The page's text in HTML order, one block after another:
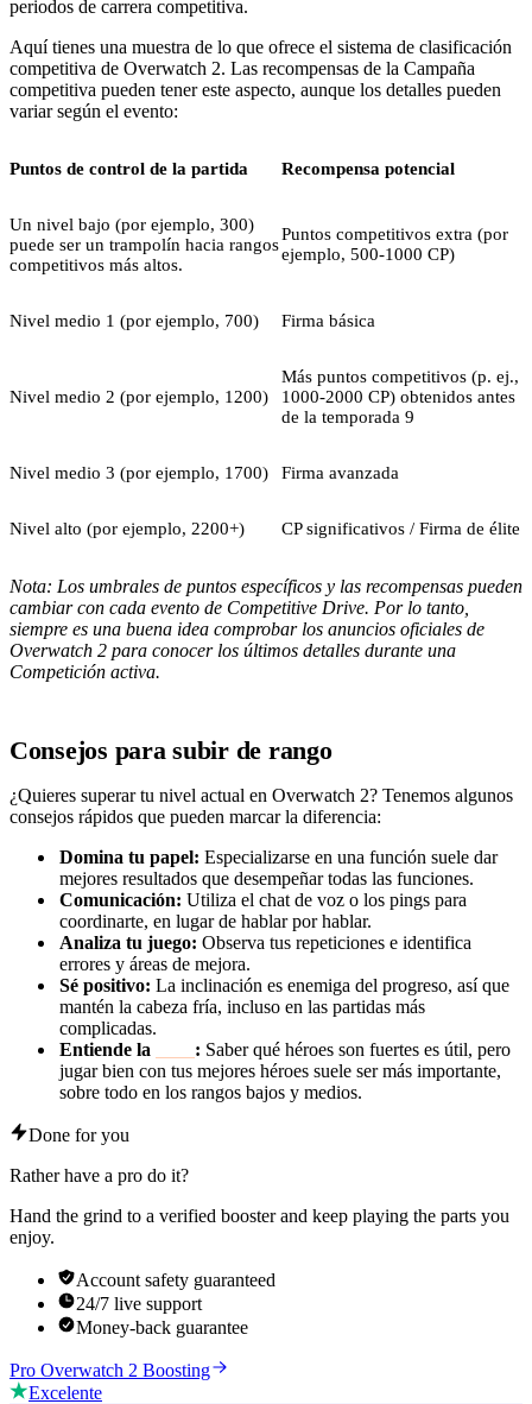
periodos de carrera competitiva.
Aquí tienes una muestra de lo que ofrece el sistema de clasificación
competitiva de Overwatch 2. Las recompensas de la Campaña
competitiva pueden tener este aspecto, aunque los detalles pueden
variar según el evento:
Puntos de control de la partida Recompensa potencial
Un nivel bajo (por ejemplo, 300)
puede ser un trampolín hacia rangos
competitivos más altos.
Puntos competitivos extra (por
ejemplo, 500-1000 CP)
Nivel medio 1 (por ejemplo, 700) Firma básica
Nivel medio 2 (por ejemplo, 1200)
Más puntos competitivos (p. ej.,
1000-2000 CP) obtenidos antes
de la temporada 9
Nivel medio 3 (por ejemplo, 1700) Firma avanzada
Nivel alto (por ejemplo, 2200+) CP significativos / Firma de élite
Nota: Los umbrales de puntos específicos y las recompensas pueden
cambiar con cada evento de Competitive Drive. Por lo tanto,
siempre es una buena idea comprobar los anuncios oficiales de
Overwatch 2 para conocer los últimos detalles durante una
Competición activa.
Consejos para subir de rango
¿Quieres superar tu nivel actual en Overwatch 2? Tenemos algunos
consejos rápidos que pueden marcar la diferencia:
Domina tu papel: Especializarse en una función suele dar
mejores resultados que desempeñar todas las funciones.
Comunicación: Utiliza el chat de voz o los pings para
coordinarte, en lugar de hablar por hablar.
Analiza tu juego: Observa tus repeticiones e identifica
errores y áreas de mejora.
Sé positivo: La inclinación es enemiga del progreso, así que
mantén la cabeza fría, incluso en las partidas más
complicadas.
Entiende la
: Saber qué héroes son fuertes es útil, pero
jugar bien con tus mejores héroes suele ser más importante,
sobre todo en los rangos bajos y medios.
Done for you
Rather have a pro do it?
Hand the grind to a verified booster and keep playing the parts you
enjoy.
Account safety guaranteed
24/7 live support
Money-back guarantee
Pro Overwatch 2 Boosting
Excelente